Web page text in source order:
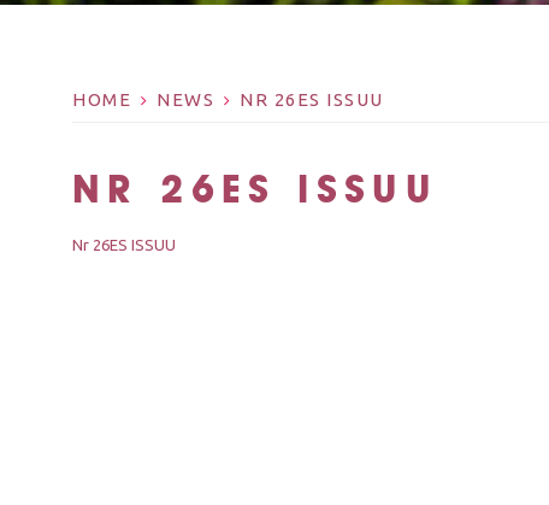
HOME NEWS NR 26ES ISSUU
NR 26ES ISSUU
Nr 26ES ISSUU